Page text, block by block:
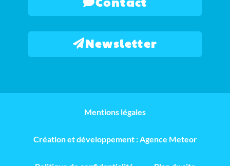
Newsletter
Mentions légales
Création et développement : Agence Meteor